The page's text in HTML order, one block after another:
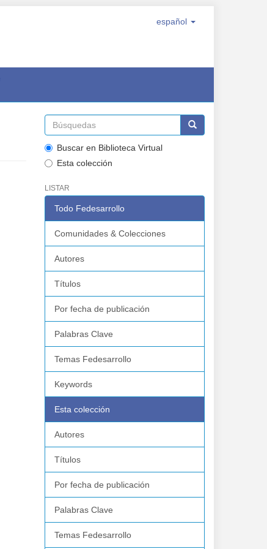
español
Buscar en Biblioteca Virtual
Esta colección
LISTAR
Todo Fedesarrollo
Comunidades & Colecciones
Autores
Títulos
Por fecha de publicación
Palabras Clave
Temas Fedesarrollo
Keywords
Esta colección
Autores
Títulos
Por fecha de publicación
Palabras Clave
Temas Fedesarrollo